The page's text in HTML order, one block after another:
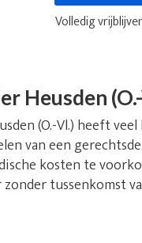
Volledig
Heusden
(O.-Vl.) heeft
van een
kosten te
zonder tussenkomst